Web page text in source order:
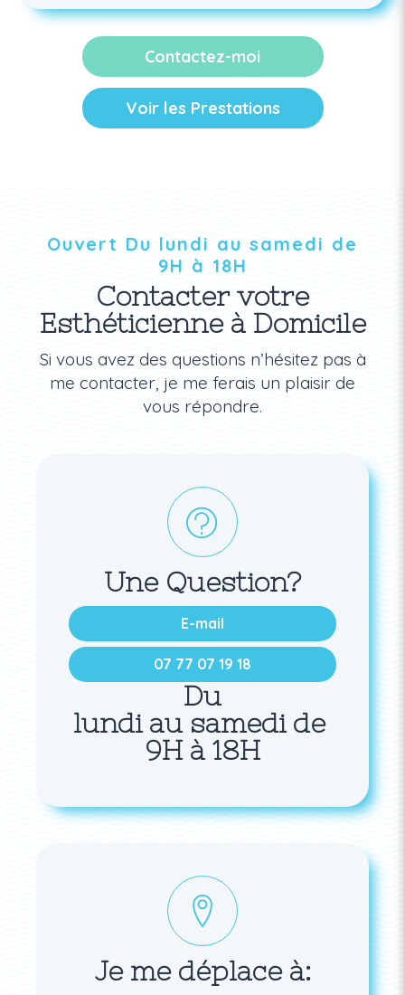
Contactez-moi
Voir les Prestations
Ouvert Du lundi au samedi de
9H à 18H
Contacter votre
Esthéticienne à Domicile
Si vous avez des questions n’hésitez pas à
me contacter, je me ferais un plaisir de
vous répondre.
Je me déplace à:
Une Question?
E-mail
07 77 07 19 18
Du
lundi au samedi de
9H à 18H